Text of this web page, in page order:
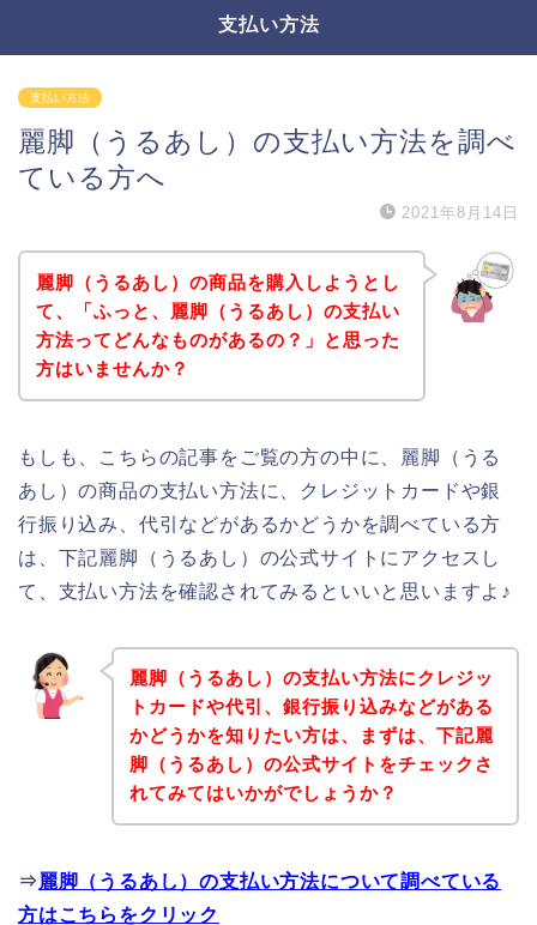
支払い方法
支払い方法
麗脚（うるあし）の支払い方法を調べ
ている方へ
2021年8月14日
麗脚（うるあし）の商品を購入しようとし
て、「ふっと、麗脚（うるあし）の支払い
方法ってどんなものがあるの？」と思った
方はいませんか？
もしも、こちらの記事をご覧の方の中に、麗脚（うる
あし）の商品の支払い方法に、クレジットカードや銀
行振り込み、代引などがあるかどうかを調べている方
は、下記麗脚（うるあし）の公式サイトにアクセスし
て、支払い方法を確認されてみるといいと思いますよ♪
麗脚（うるあし）の支払い方法にクレジッ
トカードや代引、銀行振り込みなどがある
かどうかを知りたい方は、まずは、下記麗
脚（うるあし）の公式サイトをチェックさ
れてみてはいかがでしょうか？
⇒ 麗脚（うるあし）の支払い方法について調べている
方はこちらをクリック